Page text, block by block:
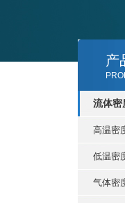
产
流体密
高温密
低温密
气体密